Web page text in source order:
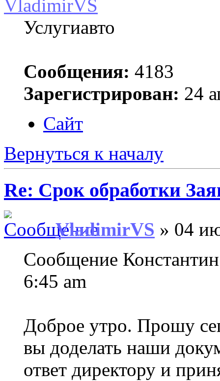
VladimirVS
Услугиавто
Сообщения: 4183
Зарегистрирован: 24
Сайт
Вернуться к началу
Re: Срок обработки
VladimirVS » 04
Сообщение
6:45 am
Доброе утро. Прошу
вы доделать наши
ответ директору и